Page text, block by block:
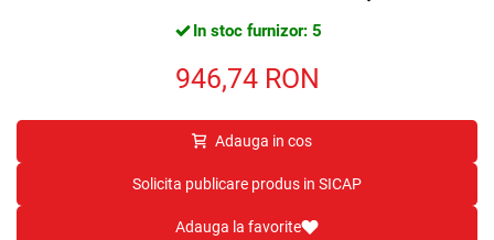
In stoc furnizor: 5
946,74 RON
Adauga in cos
Solicita publicare produs in SICAP
Adauga la favorite